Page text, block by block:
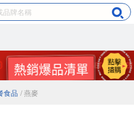
食品 / 燕麥